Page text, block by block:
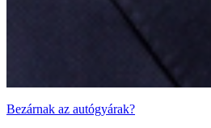
Bezárnak az autógyárak?